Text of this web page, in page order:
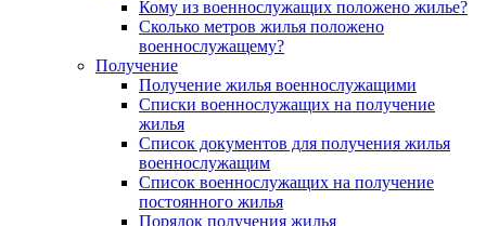
Кому из военнослужащих положено жилье?
Сколько метров жилья положено
военнослужащему?
Получение
Получение жилья военнослужащими
Списки военнослужащих на получение
жилья
Список документов для получения жилья
военнослужащим
Список военнослужащих на получение
постоянного жилья
Порядок получения жилья